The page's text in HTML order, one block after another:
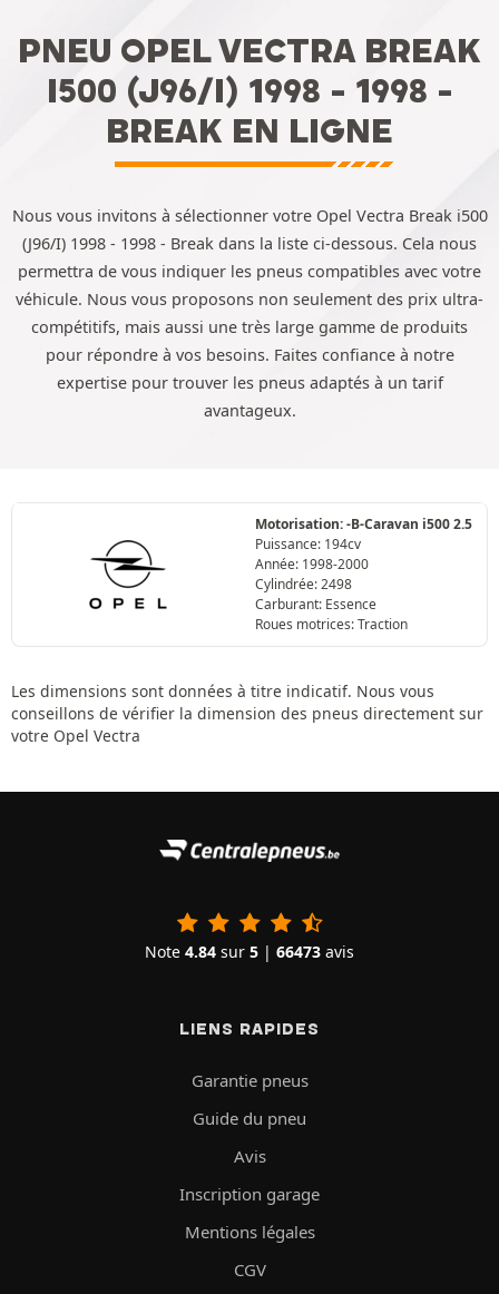
PNEU OPEL VECTRA BREAK
I500 (J96/I) 1998 - 1998 -
BREAK EN LIGNE
Nous vous invitons à sélectionner votre Opel Vectra Break i500
(J96/I) 1998 - 1998 - Break dans la liste ci-dessous. Cela nous
permettra de vous indiquer les pneus compatibles avec votre
véhicule. Nous vous proposons non seulement des prix ultra-
compétitifs, mais aussi une très large gamme de produits
pour répondre à vos besoins. Faites confiance à notre
expertise pour trouver les pneus adaptés à un tarif
avantageux.
Motorisation: -B-Caravan i500 2.5
Puissance: 194cv
Année: 1998-2000
Cylindrée: 2498
Carburant: Essence
Roues motrices: Traction
Les dimensions sont données à titre indicatif. Nous vous
conseillons de vérifier la dimension des pneus directement sur
votre Opel Vectra
Note 4.84 sur 5 | 66473 avis
LIENS RAPIDES
Garantie pneus
Guide du pneu
Avis
Inscription garage
Mentions légales
CGV